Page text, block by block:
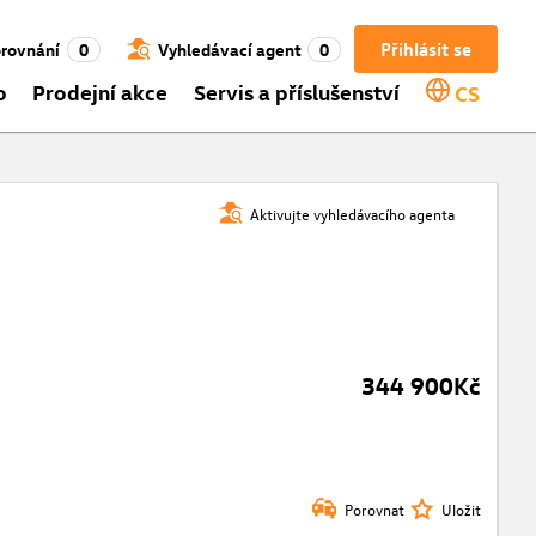
Přihlásit se
0 Vyhledávací agent 0
Prodejní akce Servis a příslušenství CS
Aktivujte vyhledávacího agenta
344 900Kč
Porovnat Uložit